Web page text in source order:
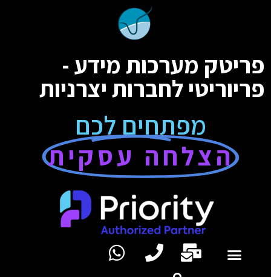
פריטק מערכות מידע -
פריוריטי לחברות יצרניות
מפתחים לכם
הצלחה עסקית